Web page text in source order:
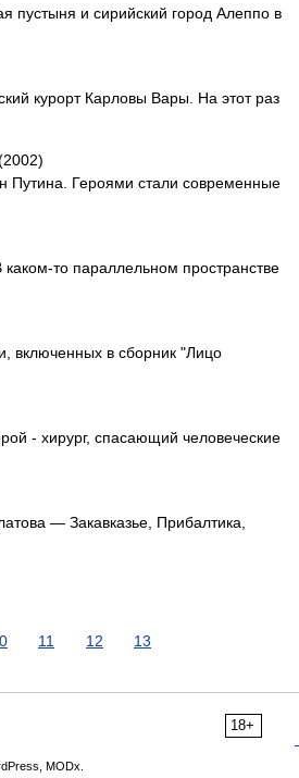
пустыня и сирийский город Алеппо в
курорт Карловы Вары. На этот раз
Путина. Героями стали современные
то параллельном пространстве
включенных в сборник "Лицо
- хирург, спасающий человеческие
— Закавказье, Прибалтика,
11 12 13
18+
MODx.